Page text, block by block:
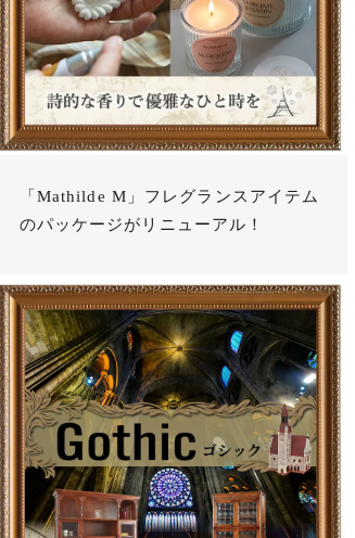
「Mathilde M」フレグランスアイテム
のパッケージがリニューアル！